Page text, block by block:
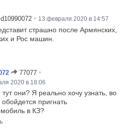
• 13 февраля 2020 в 14:57
страшно после Армянских,
и Рос машин.
77077 •
2020 в 18:06
они? Я реально хочу узнать, во
обойдется пригнать
в КЗ?